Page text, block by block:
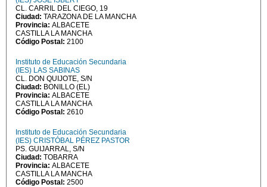
CL. CARRIL DEL CIEGO, 19
Ciudad: TARAZONA DE LA MANCHA
Provincia: ALBACETE
CASTILLA LA MANCHA
Código Postal: 2100
Instituto de Educación Secundaria
(IES) LAS SABINAS
CL. DON QUIJOTE, S/N
Ciudad: BONILLO (EL)
Provincia: ALBACETE
CASTILLA LA MANCHA
Código Postal: 2610
Instituto de Educación Secundaria
(IES) CRISTÓBAL PÉREZ PASTOR
PS. GUIJARRAL, S/N
Ciudad: TOBARRA
Provincia: ALBACETE
CASTILLA LA MANCHA
Código Postal: 2500